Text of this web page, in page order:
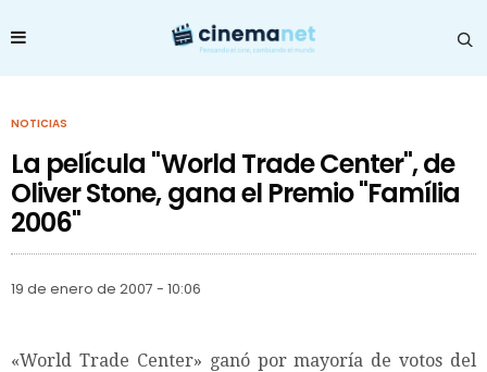
NOTICIAS
La película "World Trade Center", de
Oliver Stone, gana el Premio "Família
2006"
19 de enero de 2007 - 10:06
«World Trade Center» ganó por mayoría de votos del